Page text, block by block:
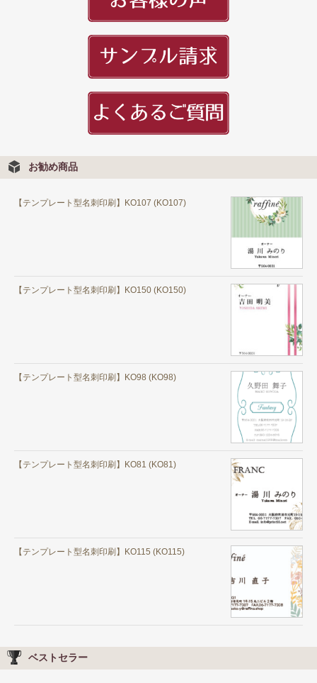
お勧め商品
【テンプレート型名刺印刷】KO107 (KO107)
【テンプレート型名刺印刷】KO150 (KO150)
【テンプレート型名刺印刷】KO98 (KO98)
【テンプレート型名刺印刷】KO81 (KO81)
【テンプレート型名刺印刷】KO115 (KO115)
ベストセラー